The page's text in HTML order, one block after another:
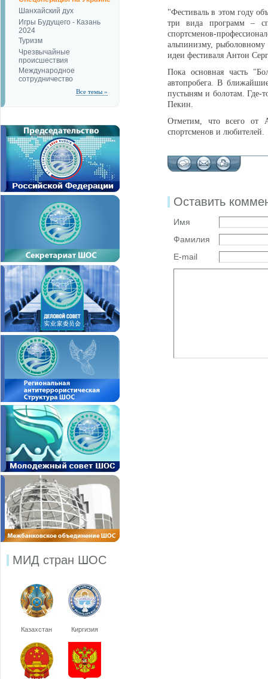
Шанхайский дух
Игры Будущего - Казань
2024
Туризм
Чрезвычайные
происшествия
Международное
сотрудничество
Все темы »
МИД стран ШОС
Казахстан Киргизия
"Фестиваль в этом году
три вида программ –
спортсменов-
альпинизму, рыболовному
идеи фестиваля Антон
Пока основная часть
автопробега. В
пустыням и болотам. Где-
Пекин.
Отметим, что всего от
спортсменов и любителей.
Оставить
Имя
Фамилия
E-mail